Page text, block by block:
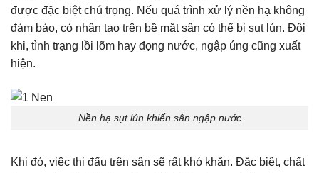
được đặc biệt chú trọng. Nếu quá trình xử lý nền hạ không
đảm bảo, cỏ nhân tạo trên bề mặt sân có thể bị sụt lún. Đôi
khi, tình trạng lồi lõm hay đọng nước, ngập úng cũng xuất
hiện.
Nền hạ sụt lún khiến sân ngập nước
Khi đó, việc thi đấu trên sân sẽ rất khó khăn. Đặc biệt, chất